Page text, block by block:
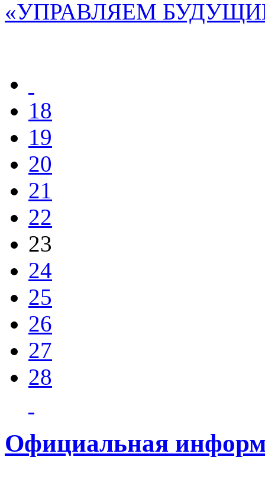
«УПРАВЛЯЕМ
18
19
20
21
22
23
24
25
26
27
28
Официальная